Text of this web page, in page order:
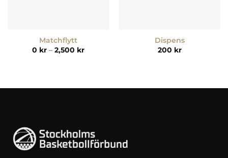
Matchflytt
0 kr – 2,500 krPrisintervall:
Dispens
200 kr